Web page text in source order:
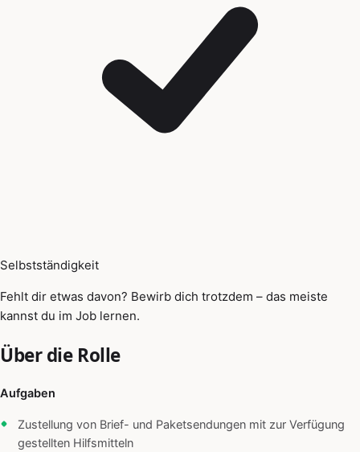
Selbstständigkeit
Fehlt dir etwas davon? Bewirb dich trotzdem – das meiste
kannst du im Job lernen.
Über die Rolle
Aufgaben
Zustellung von Brief- und Paketsendungen mit zur Verfügung
gestellten Hilfsmitteln